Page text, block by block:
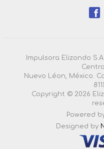
Impulsora Elizondo
Nuevo Léon, México.
Copyright © 2026
Powered
Designed by